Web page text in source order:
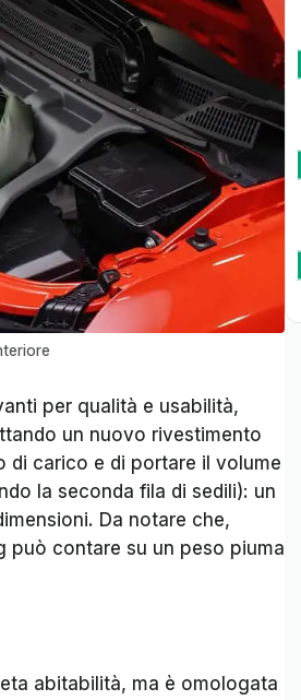
per qualità e usabilità,
un nuovo rivestimento
di carico e di portare il volume
la seconda fila di sedili): un
Da notare che,
può contare su un peso piuma
abitabilità, ma è omologata